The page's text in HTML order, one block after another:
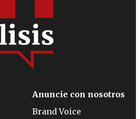
Anuncie con nosotros
Brand Voice